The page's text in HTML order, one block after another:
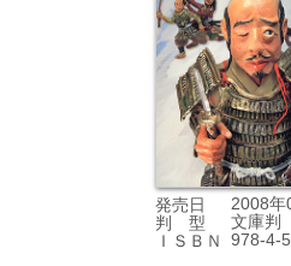
発売日
2008年
判 型
文庫判
ＩＳＢＮ
978-4-